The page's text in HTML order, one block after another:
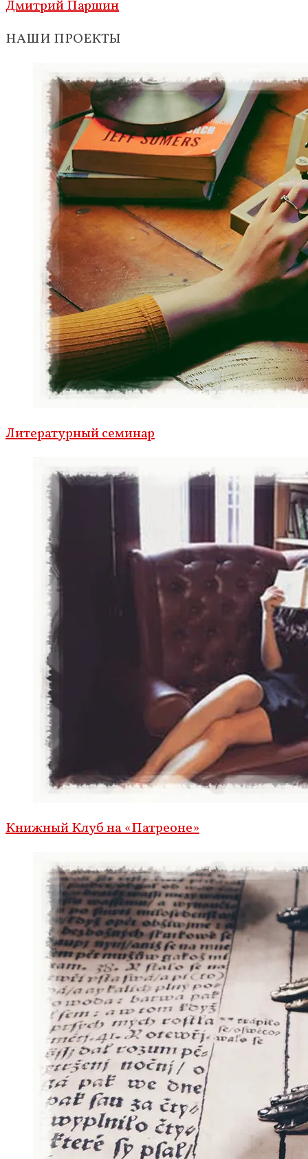
Дмитрий Паршин
НАШИ ПРОЕКТЫ
Литературный семинар
Книжный Клуб на «Патреоне»